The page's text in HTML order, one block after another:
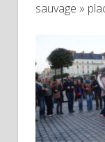
sauvage »